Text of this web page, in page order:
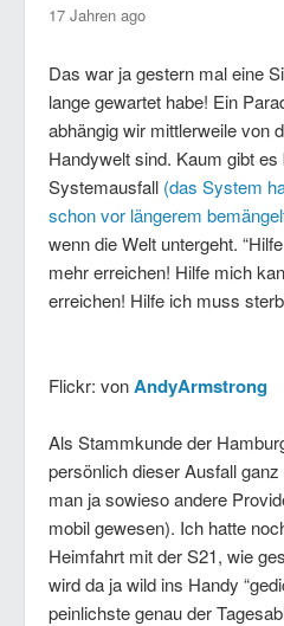
17 Jahren ago
Das war ja gestern mal eine
lange gewartet habe! Ein
abhängig wir mittlerweile von
Handywelt sind. Kaum gibt es
Systemausfall (das System
schon vor längerem
wenn die Welt untergeht.
mehr erreichen! Hilfe mich
erreichen! Hilfe ich muss
Flickr: vonAndyArmstrong
Als Stammkunde der
persönlich dieser Ausfall
man ja sowieso andere
mobil gewesen). Ich hatte
Heimfahrt mit der S21, wie
wird da ja wild ins Handy
peinlichste genau der